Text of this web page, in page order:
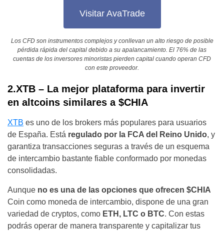
Visitar AvaTrade
Los CFD son instrumentos complejos y conllevan un alto riesgo de posible
pérdida rápida del capital debido a su apalancamiento. El 76% de las
cuentas de los inversores minoristas pierden capital cuando operan CFD
con este proveedor.
2.XTB – La mejor plataforma para invertir
en altcoins similares a $CHIA
XTB es uno de los brokers más populares para usuarios
de España. Está regulado por la FCA del Reino Unido, y
garantiza transacciones seguras a través de un esquema
de intercambio bastante fiable conformado por monedas
consolidadas.
Aunque no es una de las opciones que ofrecen $CHIA
Coin como moneda de intercambio, dispone de una gran
variedad de cryptos, como ETH, LTC o BTC. Con estas
podrás operar de manera transparente y capitalizar tus